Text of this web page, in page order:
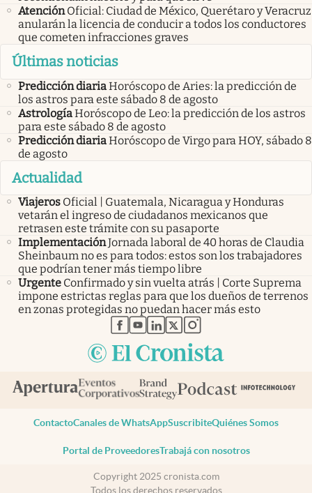
Atención Oficial: Ciudad de México, Querétaro y Veracruz
anularán la licencia de conducir a todos los conductores
que cometen infracciones graves
Últimas noticias
Predicción diariaHoróscopo de Aries: la predicción de
los astros para este sábado 8 de agosto
AstrologíaHoróscopo de Leo: la predicción de los astros
para este sábado 8 de agosto
Predicción diariaHoróscopo de Virgo para HOY, sábado 8
de agosto
Actualidad
Viajeros Oficial | Guatemala, Nicaragua y Honduras
vetarán el ingreso de ciudadanos mexicanos que
retrasen este trámite con su pasaporte
ImplementaciónJornada laboral de 40 horas de Claudia
Sheinbaum no es para todos: estos son los trabajadores
que podrían tener más tiempo libre
Urgente Confirmado y sin vuelta atrás | Corte Suprema
impone estrictas reglas para que los dueños de terrenos
en zonas protegidas no puedan hacer más esto
abre en nueva pestaña
abre en nueva pestaña
abre en nueva pestaña
abre en nueva pestaña
abre en nueva pestaña
ContactoCanales de WhatsAppSuscribiteQuiénes Somos
Portal de ProveedoresTrabajá con nosotros
Copyright 2025 cronista.com
Todos los derechos reservados